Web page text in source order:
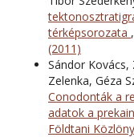
térképsorozata ,
(2011)
Sándor Kovács,
Zelenka, Géza
Conodonták a
adatok a
Földtani